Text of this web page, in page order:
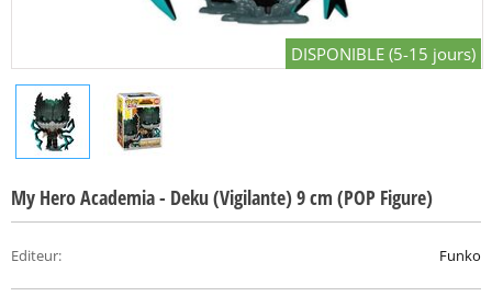
DISPONIBLE (5-15 jours)
My Hero Academia - Deku (Vigilante) 9 cm (POP Figure)
Editeur: Funko